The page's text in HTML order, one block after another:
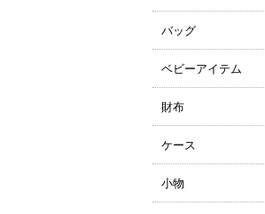
バッグ
ベビーアイテム
財布
ケース
小物